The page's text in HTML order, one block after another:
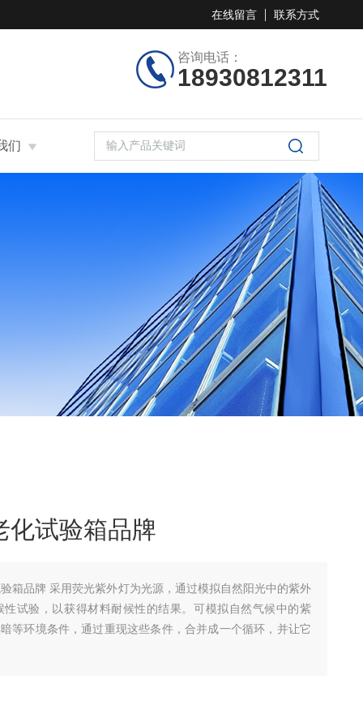
在线留言 联系方式
咨询电话：
18930812311
们
化试验箱品牌
箱品牌 采用荧光紫外灯为光源，通过模拟自然阳光中的紫外
试验，以获得材料耐候性的结果。可模拟自然气候中的紫
等环境条件，通过重现这些条件，合并成一个循环，并让它